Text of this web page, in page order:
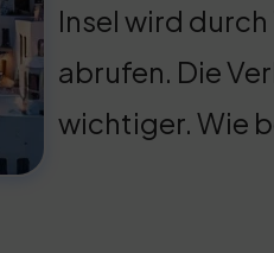
Insel wird
abrufen. Die
wichtiger. Wie